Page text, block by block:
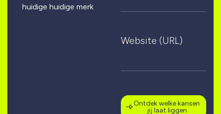
huidige huidige merk
Website (URL)
Ontdek welke kansen
jij laat liggen